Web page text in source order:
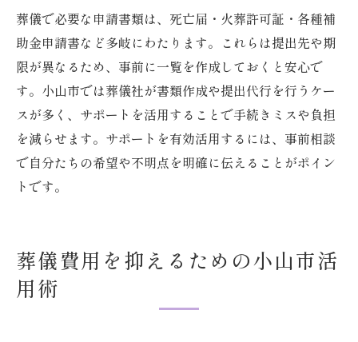
葬儀で必要な申請書類は、死亡届・火葬許可証・各種補
助金申請書など多岐にわたります。これらは提出先や期
限が異なるため、事前に一覧を作成しておくと安心で
す。小山市では葬儀社が書類作成や提出代行を行うケー
スが多く、サポートを活用することで手続きミスや負担
を減らせます。サポートを有効活用するには、事前相談
で自分たちの希望や不明点を明確に伝えることがポイン
トです。
葬儀費用を抑えるための小山市活
用術